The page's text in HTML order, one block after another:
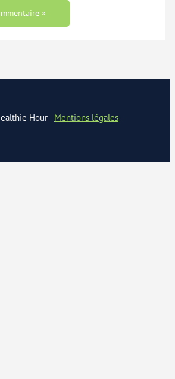
Hour - Mentions légales